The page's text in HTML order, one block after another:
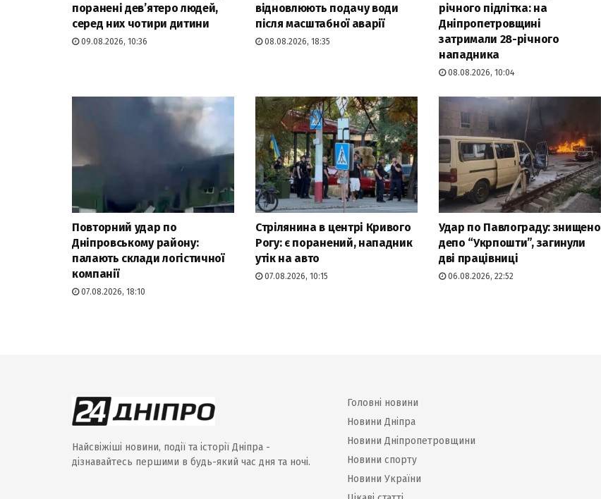
поранені дев’ятеро людей,
серед них чотири дитини
09.08.2026, 10:36
відновлюють подачу води
після масштабної аварії
08.08.2026, 18:35
річного підлітка: на
Дніпропетровщині
затримали 28-річного
нападника
08.08.2026, 10:04
Повторний удар по
Дніпровському району:
палають склади логістичної
компанії
07.08.2026, 18:10
Стрілянина в центрі Кривого
Рогу: є поранений, нападник
утік на авто
07.08.2026, 10:15
Удар по Павлограду: знищено
депо “Укрпошти”, загинули
дві працівниці
06.08.2026, 22:52
Найсвіжіші новини, події та історії Дніпра -
дізнавайтесь першими в будь-який час дня та ночі.
Головні новини
Новини Дніпра
Новини Дніпропетровщини
Новини спорту
Новини України